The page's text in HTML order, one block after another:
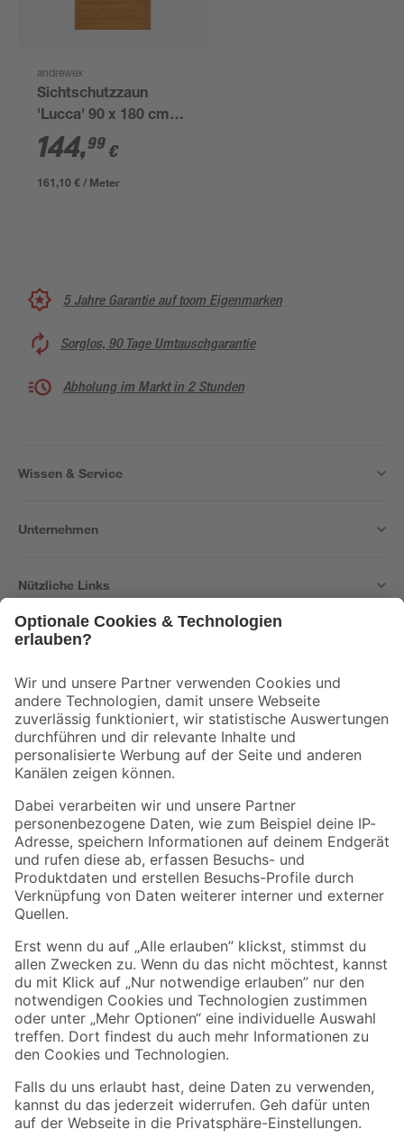
andrewex
Sichtschutzzaun
'Lucca' 90 x 180 cm
pinie
144,99 €
161,10 € / Meter
5 Jahre Garantie auf toom Eigenmarken
Sorglos, 90 Tage Umtauschgarantie
Abholung im Markt in 2 Stunden
Wissen & Service
Unternehmen
Nützliche Links
Der toom Newsletter: Keine Angebote und Aktionen mehr verpassen!
Zur Newsletter Anmeldung
Folge uns
Zahlungsarten Versandarten
Sicher einkaufen
Jetzt die toom-App herunterladen
Alle Preisangaben in EUR inkl. gesetzl. MwSt.. Die dargestellten Angebote sind unter
Umständen nicht in allen Märkten verfügbar. Die angegebenen Verfügbarkeiten beziehen